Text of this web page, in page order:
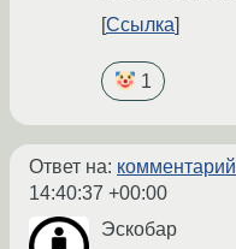
Ссылка
1
Ответ на: комментарий
14:40:37 +00:00
Эскобар